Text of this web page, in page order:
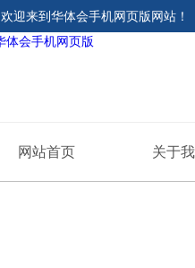
欢迎来到华体会手机网页版网站 ！
网站首页 关于